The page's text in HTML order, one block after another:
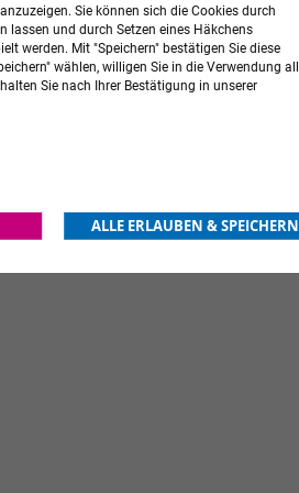
Gilchrist plus
WARENKORB ZUR
WUNSCHLISTE
IN
Sie können sich die Cookies durch
lassen und durch Setzen eines Häkchens
werden. Mit "Speichern" bestätigen Sie diese
wählen, willigen Sie in die Verwendung
Sie nach Ihrer Bestätigung in unserer
ALLE ERLAUBEN & SPEICHERN